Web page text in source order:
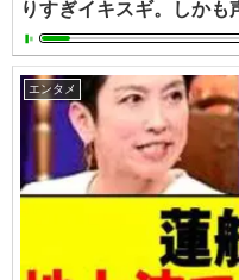
りすぎイキスギ。しか
エンタメ